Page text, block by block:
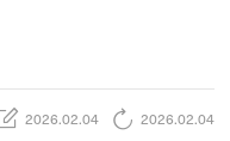
2026.02.04 2026.02.04